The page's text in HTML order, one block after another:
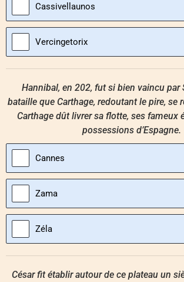
Cassivellaunos
Vercingetorix
Hannibal, en 202, fut si bien vaincu par
bataille que Carthage, redoutant le pire, se
Carthage dût livrer sa flotte, ses fameux
possessions d’Espagne.
Cannes
Zama
Zéla
César fit établir autour de ce plateau un